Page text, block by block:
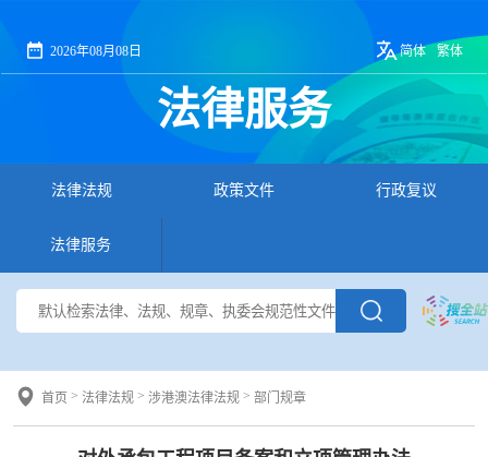
法律服务
2026年08月08日 简体 繁体
法律法规 政策文件 行政复议
法律服务
首页 > 法律法规 > 涉港澳法律法规 > 部门规章